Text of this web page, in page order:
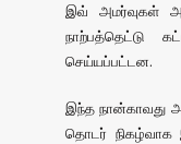
இவ் அமர்வுகள்
நாற்பத்தெட்டு
செய்யப்பட்டன.
இந்த நான்காவது
தொடர்